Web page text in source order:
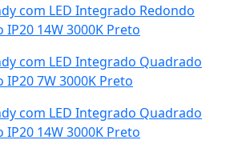
com LED Integrado Redondo
IP20 14W 3000K Preto
com LED Integrado Quadrado
IP20 7W 3000K Preto
com LED Integrado Quadrado
IP20 14W 3000K Preto